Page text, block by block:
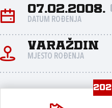
07.02.2008.
DATUM ROĐENJA
Varaždin
MJESTO ROĐENJA